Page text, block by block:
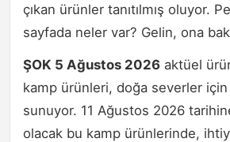
çıkan ürünler tanıtılmış oluyor.
sayfada neler var? Gelin, ona
ŞOK 5 Ağustos 2026 aktüel
kamp ürünleri, doğa severler için
sunuyor. 11 Ağustos 2026
olacak bu kamp ürünlerinde,